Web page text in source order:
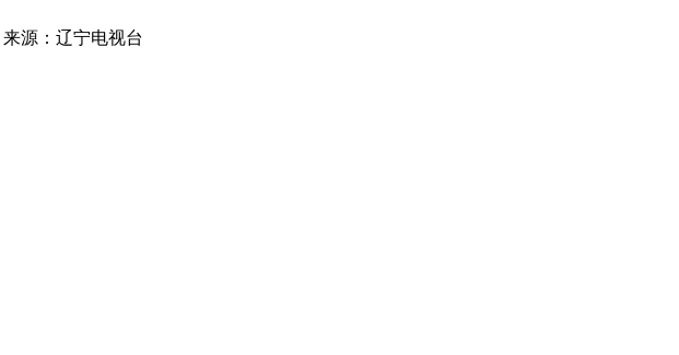
来源：辽宁电视台